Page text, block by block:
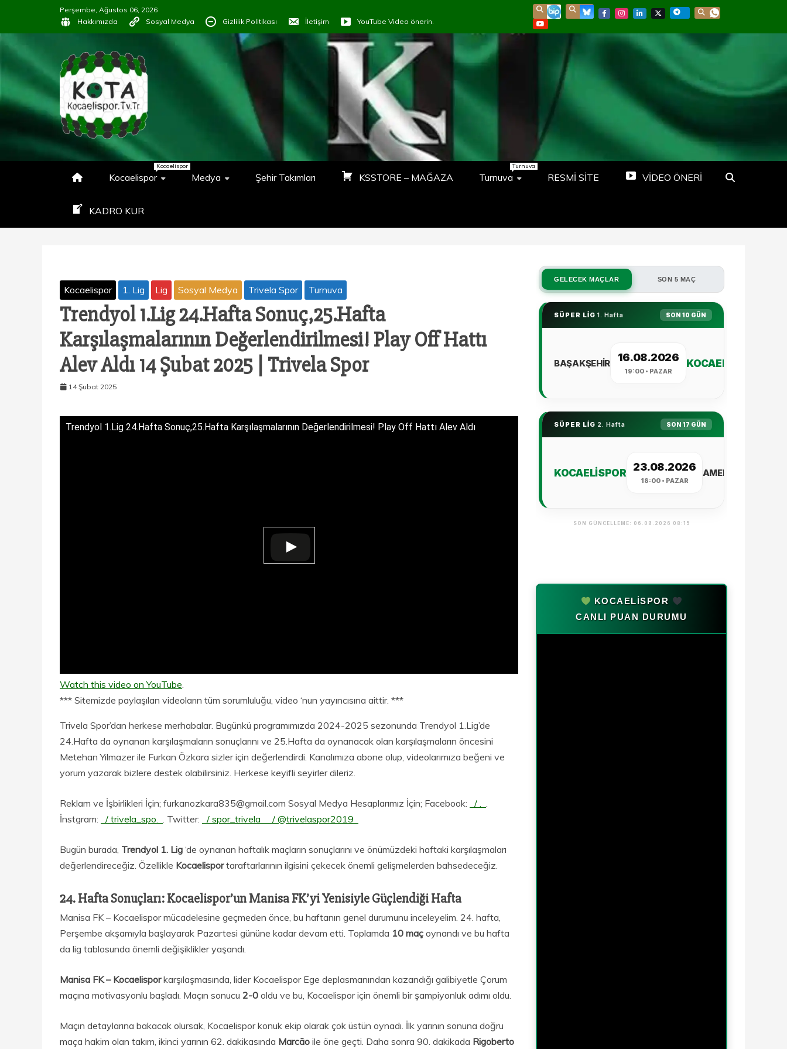
Perşembe, Ağustos 06, 2026
Hakkımızda
Sosyal Medya Gizlilik Politikası İletişim YouTube Video önerin.
KOCAELISPORTVTR
#KOCAELISPORSEVGISINIPAYLAŞALIM
Kocaelispor
Kocaelispor
Medya Şehir Takımları KSSTORE – MAĞAZA Turnuva
Turnuva
RESMİ SİTE VİDEO ÖNERİ
KADRO KUR
Kocaelispor 1. Lig Lig Sosyal Medya Trivela Spor Turnuva
Trendyol 1.Lig 24.Hafta Sonuç,25.Hafta
Karşılaşmalarının Değerlendirilmesi! Play Off Hattı
Alev Aldı 14 Şubat 2025 | Trivela Spor
14 Şubat 2025
Trendyol 1.Lig 24.Hafta Sonuç,25.Hafta Karşılaşmalarının Değerlendirilmesi! Play Off Hattı Alev Aldı
Watch this video on YouTube.
*** Sitemizde paylaşılan videoların tüm sorumluluğu, video ‘nun yayıncısına aittir. ***
Trivela Spor’dan herkese merhabalar. Bugünkü programımızda 2024-2025 sezonunda Trendyol 1.Lig’de
24.Hafta da oynanan karşılaşmaların sonuçlarını ve 25.Hafta da oynanacak olan karşılaşmaların öncesini
Metehan Yılmazer ile Furkan Özkara sizler için değerlendirdi. Kanalımıza abone olup, videolarımıza beğeni ve
yorum yazarak bizlere destek olabilirsiniz. Herkese keyifli seyirler dileriz.
Reklam ve İşbirlikleri İçin; furkanozkara835@gmail.com Sosyal Medya Hesaplarımız İçin; Facebook: / . .
İnstgram:
/ trivela_spo. . Twitter: / spor_trivela / @trivelaspor2019
Bugün burada, Trendyol 1. Lig ‘de oynanan haftalık maçların sonuçlarını ve önümüzdeki haftaki karşılaşmaları
değerlendireceğiz. Özellikle Kocaelisportaraftarlarının ilgisini çekecek önemli gelişmelerden bahsedeceğiz.
24. Hafta Sonuçları: Kocaelispor’un Manisa FK’yi Yenisiyle Güçlendiği Hafta
Manisa FK – Kocaelispor mücadelesine geçmeden önce, bu haftanın genel durumunu inceleyelim. 24. hafta,
Perşembe akşamıyla başlayarak Pazartesi gününe kadar devam etti. Toplamda 10 maç oynandı ve bu hafta
da lig tablosunda önemli değişiklikler yaşandı.
Manisa FK – Kocaelisporkarşılaşmasında, lider Kocaelispor Ege deplasmanından kazandığı galibiyetle Çorum
maçına motivasyonlu başladı. Maçın sonucu 2-0 oldu ve bu, Kocaelispor için önemli bir şampiyonluk adımı oldu.
Maçın detaylarına bakacak olursak, Kocaelispor konuk ekip olarak çok üstün oynadı. İlk yarının sonuna doğru
maça hakim olan takım, ikinci yarının 62. dakikasında Marcão ile öne geçti. Daha sonra 90. dakikada Rigoberto
KOCAELİSPOR
CANLI PUAN DURUMU